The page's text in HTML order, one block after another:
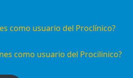
como usuario del Proclínico?
como usuario del Procilinico?